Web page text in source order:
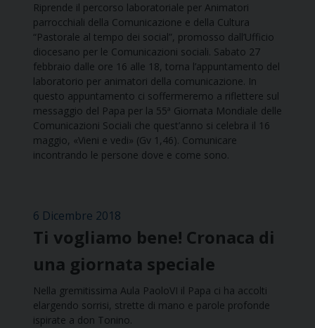
Riprende il percorso laboratoriale per Animatori
parrocchiali della Comunicazione e della Cultura
“Pastorale al tempo dei social”, promosso dall’Ufficio
diocesano per le Comunicazioni sociali. Sabato 27
febbraio dalle ore 16 alle 18, torna l’appuntamento del
laboratorio per animatori della comunicazione. In
questo appuntamento ci soffermeremo a riflettere sul
messaggio del Papa per la 55ª Giornata Mondiale delle
Comunicazioni Sociali che quest’anno si celebra il 16
maggio, «Vieni e vedi» (Gv 1,46). Comunicare
incontrando le persone dove e come sono.
6 Dicembre 2018
Ti vogliamo bene! Cronaca di
una giornata speciale
Nella gremitissima Aula PaoloVI il Papa ci ha accolti
elargendo sorrisi, strette di mano e parole profonde
ispirate a don Tonino.